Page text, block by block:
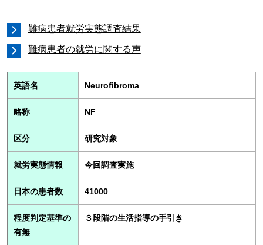
難病患者就労実態調査結果
難病患者の就労に関する声
英語名 Neurofibroma
略称 NF
区分 研究対象
就労実態情報 今回調査実施
日本の患者数 41000
程度判定基準の
有無
３段階の生活指導の手引き